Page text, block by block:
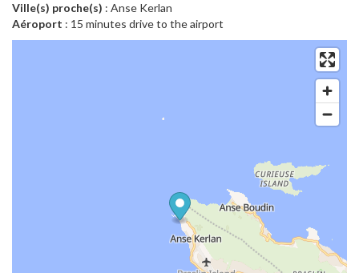
Ville(s) proche(s) : Anse Kerlan
Aéroport : 15 minutes drive to the airport